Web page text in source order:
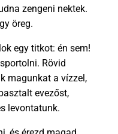
zengeni nektek.
öreg.
egy titkot: én sem!
Rövid
magunkat a vízzel,
evezőst,
levontatunk.